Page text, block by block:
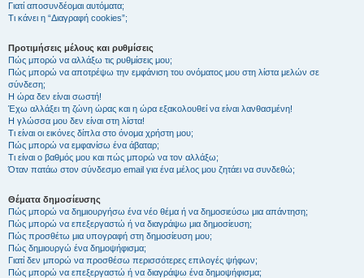
Γιατί αποσυνδέομαι αυτόματα;
Τι κάνει η “Διαγραφή cookies”;
Προτιμήσεις μέλους και ρυθμίσεις
Πώς μπορώ να αλλάξω τις ρυθμίσεις μου;
Πώς μπορώ να αποτρέψω την εμφάνιση του ονόματος μου στη λίστα μελών σε
σύνδεση;
Η ώρα δεν είναι σωστή!
Έχω αλλάξει τη ζώνη ώρας και η ώρα εξακολουθεί να είναι λανθασμένη!
Η γλώσσα μου δεν είναι στη λίστα!
Τι είναι οι εικόνες δίπλα στο όνομα χρήστη μου;
Πώς μπορώ να εμφανίσω ένα άβαταρ;
Τι είναι ο βαθμός μου και πώς μπορώ να τον αλλάξω;
Όταν πατάω στον σύνδεσμο email για ένα μέλος μου ζητάει να συνδεθώ;
Θέματα δημοσίευσης
Πώς μπορώ να δημιουργήσω ένα νέο θέμα ή να δημοσιεύσω μια απάντηση;
Πώς μπορώ να επεξεργαστώ ή να διαγράψω μια δημοσίευση;
Πώς προσθέτω μια υπογραφή στη δημοσίευση μου;
Πώς δημιουργώ ένα δημοψήφισμα;
Γιατί δεν μπορώ να προσθέσω περισσότερες επιλογές ψήφων;
Πώς μπορώ να επεξεργαστώ ή να διαγράψω ένα δημοψήφισμα;